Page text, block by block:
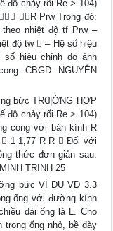
độ chảy rối Re > 104)
R Prw Trong đó:
nhiệt độ tf Prw –
độ tw  – Hệ số hiệu
hiệu chỉnh do ảnh
CBGD: NGUYỄN
bức TRƢỜNG HỢP
độ chảy rối Re > 104)
cong với bán kính R
1 1,77 R R  Đối với
thức đơn giản sau:
TRINH 25
bức VÍ DỤ VD 3.3
ống với đường kính
dài ống là L. Cho
trong ống nhỏ, bề dày